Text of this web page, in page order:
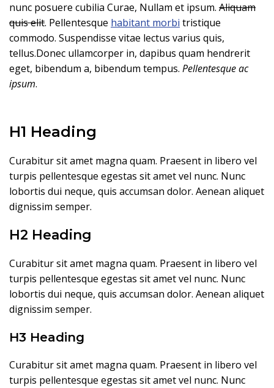
nunc posuere cubilia Curae, Nullam et ipsum. Aliquam
quis elit. Pellentesque habitant morbi tristique
commodo. Suspendisse vitae lectus varius quis,
tellus.Donec ullamcorper in, dapibus quam hendrerit
eget, bibendum a, bibendum tempus. Pellentesque ac
ipsum.
H1 Heading
Curabitur sit amet magna quam. Praesent in libero vel
turpis pellentesque egestas sit amet vel nunc. Nunc
lobortis dui neque, quis accumsan dolor. Aenean aliquet
dignissim semper.
H2 Heading
Curabitur sit amet magna quam. Praesent in libero vel
turpis pellentesque egestas sit amet vel nunc. Nunc
lobortis dui neque, quis accumsan dolor. Aenean aliquet
dignissim semper.
H3 Heading
Curabitur sit amet magna quam. Praesent in libero vel
turpis pellentesque egestas sit amet vel nunc. Nunc